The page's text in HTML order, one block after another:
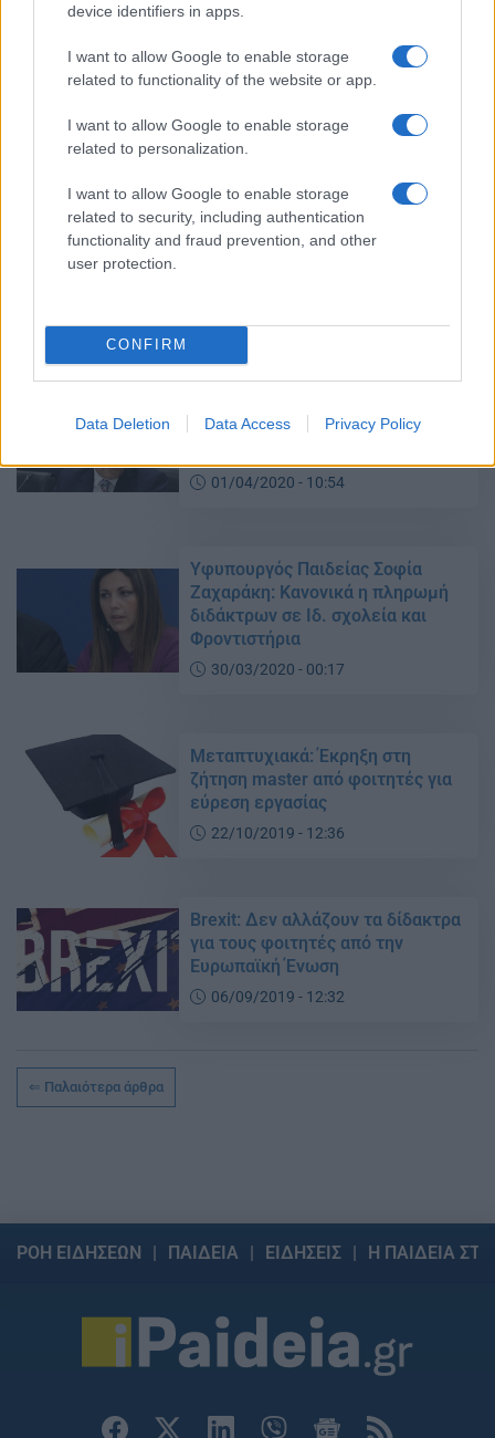
device identifiers in apps.
I want to allow Google to enable storage
related to functionality of the website or app.
I want to allow Google to enable storage
related to personalization.
I want to allow Google to enable storage
related to security, including authentication
functionality and fraud prevention, and other
user protection.
CONFIRM
Data Deletion Data Access Privacy Policy
Ιδιωτική εκπαίδευση: Τα μέτρα
στήριξης εκπαιδευτικών και
απολύσεων
08/04/2020 - 09:58
Ιδιωτικά εκπαιδευτήρια: Κούρεμα
πληρωθούν κανονικά στα
01/04/2020 - 10:54
Υφυπουργός Παιδείας Σοφία
Ζαχαράκη: Κανονικά η πληρωμή
διδάκτρων σε Ιδ. σχολεία και
Φροντιστήρια
30/03/2020 - 00:17
Μεταπτυχιακά: Έκρηξη στη
ζήτηση master από φοιτητές για
εύρεση εργασίας
22/10/2019 - 12:36
Brexit: Δεν αλλάζουν τα δίδακτρα
για τους φοιτητές από την
Ευρωπαϊκή Ένωση
06/09/2019 - 12:32
Παλαιότερα άρθρα
ΡΟΗ ΕΙΔΗΣΕΩΝ ΠΑΙΔΕΙΑ ΕΙΔΗΣΕΙΣ Η ΠΑΙΔΕΙΑ